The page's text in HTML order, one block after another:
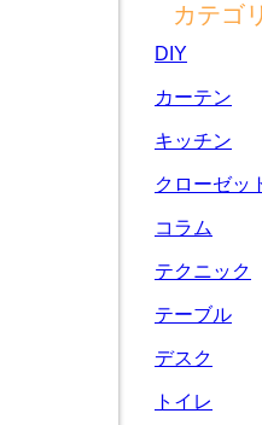
カテゴ
DIY
カーテン
キッチン
クローゼッ
コラム
テクニック
テーブル
デスク
トイレ